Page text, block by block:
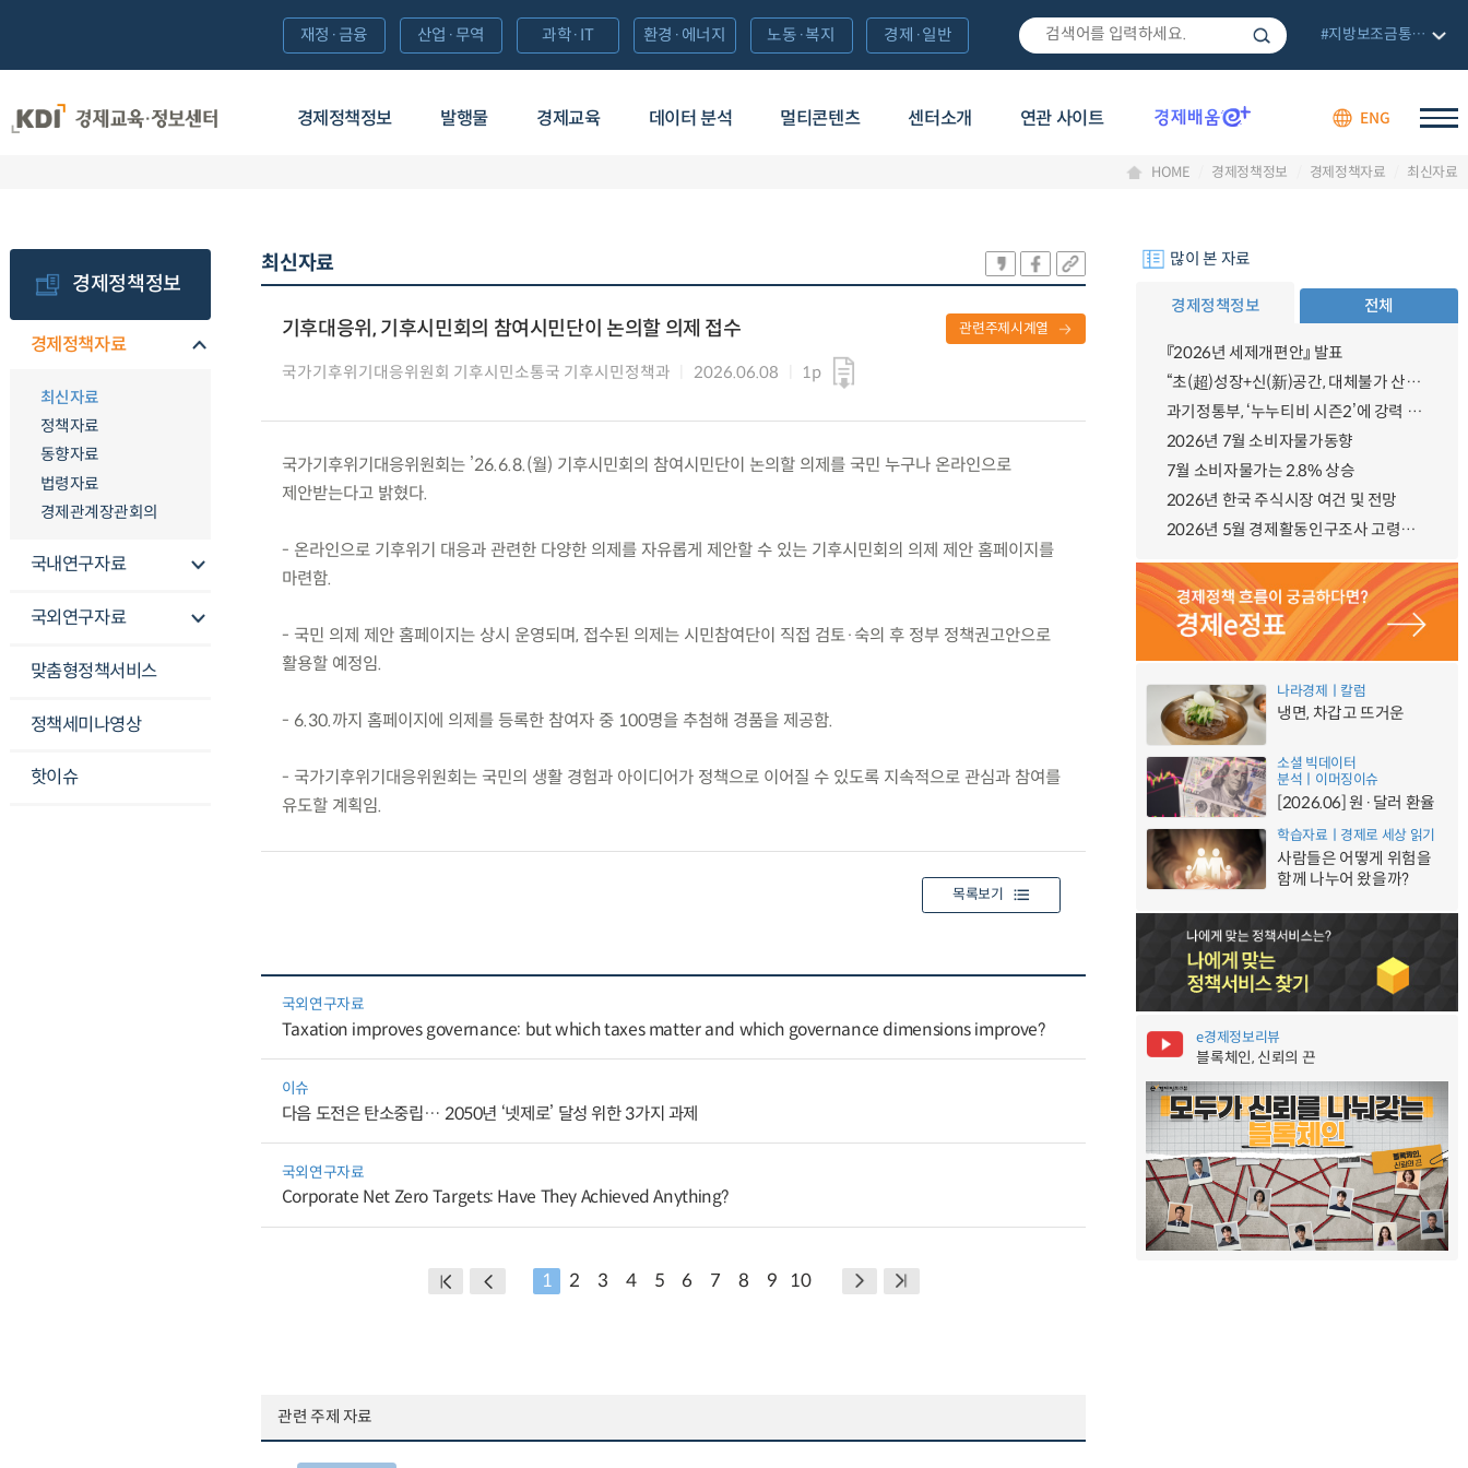
경제정책정보 발행물 경제교육 데이터 분석 멀티콘텐츠 센터소개 연관 사이트 ENG
재정·금융 산업·무역 과학·IT 환경·에너지 노동·복지 경제·일반 #지방보조금통합관리망
HOME 경제정책정보 경제정책자료 최신자료
경제정책정보
경제정책자료
최신자료
정책자료
동향자료
법령자료
경제관계장관회의
국내연구자료
국외연구자료
맞춤형정책서비스
정책세미나영상
핫이슈
최신자료
기후대응위, 기후시민회의 참여시민단이 논의할 의제 접수
국가기후위기대응위원회 기후시민소통국 기후시민정책과 2026.06.08 1p
관련주제시계열
국가기후위기대응위원회는 ’26.6.8.(월) 기후시민회의 참여시민단이 논의할 의제를 국민 누구나 온라인으로
제안받는다고 밝혔다.
- 온라인으로 기후위기 대응과 관련한 다양한 의제를 자유롭게 제안할 수 있는 기후시민회의 의제 제안 홈페이지를
마련함.
- 국민 의제 제안 홈페이지는 상시 운영되며, 접수된 의제는 시민참여단이 직접 검토·숙의 후 정부 정책권고안으로
활용할 예정임.
- 6.30.까지 홈페이지에 의제를 등록한 참여자 중 100명을 추첨해 경품을 제공함.
- 국가기후위기대응위원회는 국민의 생활 경험과 아이디어가 정책으로 이어질 수 있도록 지속적으로 관심과 참여를
유도할 계획임.
목록보기
국외연구자료
Taxation improves governance: but which taxes matter and which governance dimensions improve?
이슈
다음 도전은 탄소중립… 2050년 ‘넷제로’ 달성 위한 3가지 과제
국외연구자료
Corporate Net Zero Targets: Have They Achieved Anything?
1 2 3 4 5 6 7 8 9 10
관련 주제 자료
많이 본 자료
경제정책정보 전체
『2026년 세제개편안』 발표
“초(超)성장+신(新)공간, 대체불가 산업강국”
과기정통부, ‘누누티비 시즌2’에 강력 대응 의지 밝혀
2026년 7월 소비자물가동향
7월 소비자물가는 2.8% 상승
2026년 한국 주식시장 여건 및 전망
2026년 5월 경제활동인구조사 고령층 부가조사 결과
나라경제ㅣ칼럼
냉면, 차갑고 뜨거운
소셜 빅데이터
분석ㅣ이머징이슈
[2026.06] 원·달러 환율
학습자료ㅣ경제로 세상 읽기
사람들은 어떻게 위험을
함께 나누어 왔을까?
e경제정보리뷰
블록체인, 신뢰의 끈